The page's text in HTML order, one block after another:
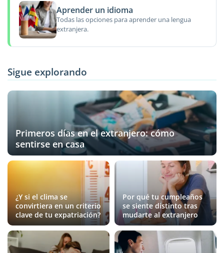
Aprender un idioma
Todas las opciones para aprender una lengua
extranjera.
Sigue explorando
Primeros días en el extranjero: cómo
sentirse en casa
¿Y si el clima se
convirtiera en un criterio
clave de tu expatriación?
Por qué tu cumpleaños
se siente distinto tras
mudarte al extranjero